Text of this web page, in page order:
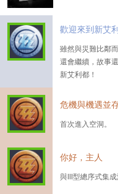
歡迎來到新艾
雖然與災難比鄰
還會繼續，故事
新艾利都！
危機與機遇並
首次進入空洞。
你好，主人
與III型總序式集